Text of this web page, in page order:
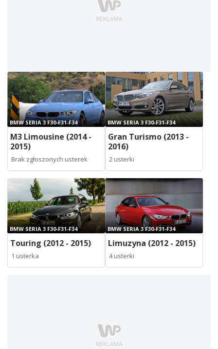
BMW SERIA 3 F30-F31-F34
M3 Limousine (2014 -
2015)
Brak zgłoszonych usterek
BMW SERIA 3 F30-F31-F34
Gran Turismo (2013 -
2016)
2 usterki
BMW SERIA 3 F30-F31-F34
Touring (2012 - 2015)
1 usterka
BMW SERIA 3 F30-F31-F34
Limuzyna (2012 - 2015)
4 usterki